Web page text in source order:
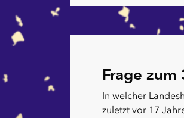
Frage zum
In welcher
zuletzt vor 17